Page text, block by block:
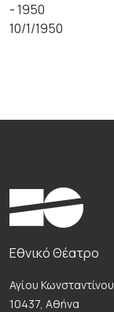
- 1950
10/1/1950
Εθνικό Θέατρο
Αγίου
10437, Αθήνα